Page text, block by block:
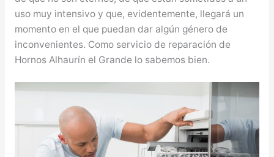
uso muy intensivo y que, evidentemente, llegará un
momento en el que puedan dar algún género de
inconvenientes. Como servicio de reparación de
Hornos Alhaurín el Grande lo sabemos bien.